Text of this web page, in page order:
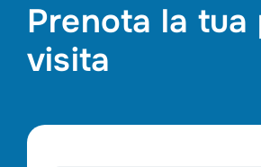
Prenota la tua
visita